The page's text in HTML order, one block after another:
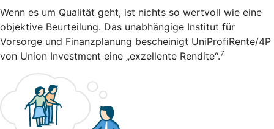
Wenn es um Qualität geht, ist nichts so wertvoll wie eine
objektive Beurteilung. Das unabhängige Institut für
Vorsorge und Finanzplanung bescheinigt UniProfiRente/4P
von Union Investment eine „exzellente Rendite“.7